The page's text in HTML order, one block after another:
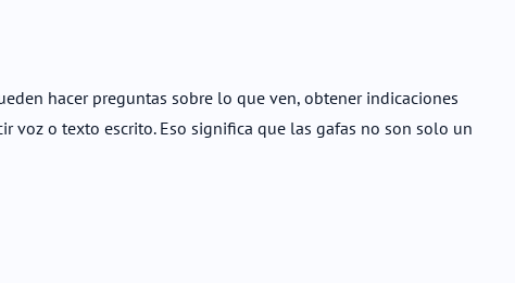
hacer preguntas sobre lo que ven, obtener indicaciones
voz o texto escrito. Eso significa que las gafas no son solo un